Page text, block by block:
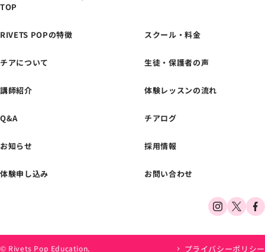
体験レッスンの
お申し込みはこちら
TOP
RIVETS POPの特徴 スクール・料金
チアについて 生徒・保護者の声
講師紹介 体験レッスンの流れ
Q&A チアログ
お知らせ 採用情報
体験申し込み お問い合わせ
プライバシーポリシー
© Rivets Pop Education.